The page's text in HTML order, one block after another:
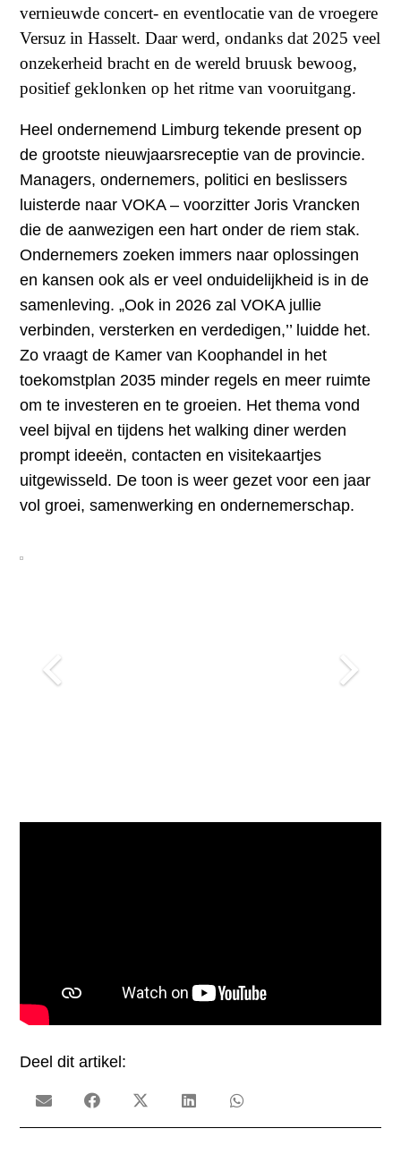
vernieuwde concert- en eventlocatie van de vroegere
Versuz in Hasselt. Daar werd, ondanks dat 2025 veel
onzekerheid bracht en de wereld bruusk bewoog,
positief geklonken op het ritme van vooruitgang.
Heel ondernemend Limburg tekende present op
de grootste nieuwjaarsreceptie van de provincie.
Managers, ondernemers, politici en beslissers
luisterde naar VOKA – voorzitter Joris Vrancken
die de aanwezigen een hart onder de riem stak.
Ondernemers zoeken immers naar oplossingen
en kansen ook als er veel onduidelijkheid is in de
samenleving. „Ook in 2026 zal VOKA jullie
verbinden, versterken en verdedigen,’’ luidde het.
Zo vraagt de Kamer van Koophandel in het
toekomstplan 2035 minder regels en meer ruimte
om te investeren en te groeien. Het thema vond
veel bijval en tijdens het walking diner werden
prompt ideeën, contacten en visitekaartjes
uitgewisseld. De toon is weer gezet voor een jaar
vol groei, samenwerking en ondernemerschap.
Deel dit artikel: